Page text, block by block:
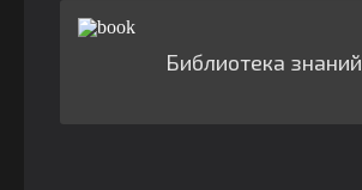
Библиотека знаний